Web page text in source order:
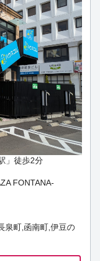
」徒歩2分
FONTANA-
泉町,函南町,伊豆の